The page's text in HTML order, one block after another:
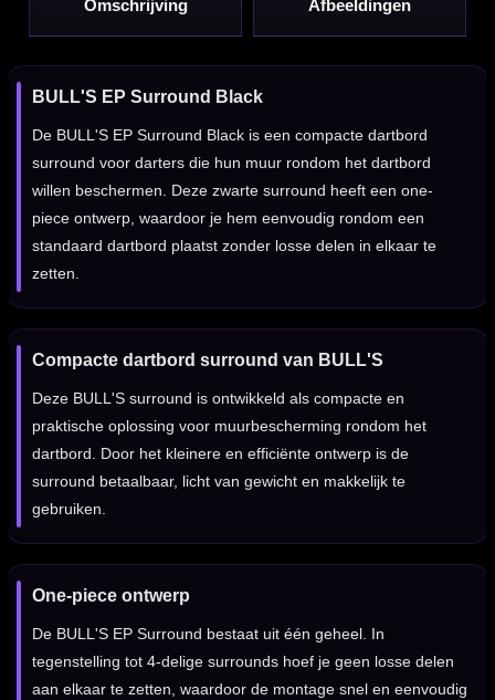
Omschrijving Afbeeldingen
BULL'S EP Surround Black
De BULL'S EP Surround Black is een compacte dartbord
surround voor darters die hun muur rondom het dartbord
willen beschermen. Deze zwarte surround heeft een one-
piece ontwerp, waardoor je hem eenvoudig rondom een
standaard dartbord plaatst zonder losse delen in elkaar te
zetten.
Compacte dartbord surround van BULL'S
Deze BULL'S surround is ontwikkeld als compacte en
praktische oplossing voor muurbescherming rondom het
dartbord. Door het kleinere en efficiënte ontwerp is de
surround betaalbaar, licht van gewicht en makkelijk te
gebruiken.
One-piece ontwerp
De BULL'S EP Surround bestaat uit één geheel. In
tegenstelling tot 4-delige surrounds hoef je geen losse delen
aan elkaar te zetten, waardoor de montage snel en eenvoudig